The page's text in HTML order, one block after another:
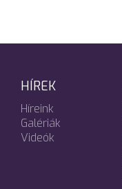
HÍREK
Híreink
Galériák
Videók